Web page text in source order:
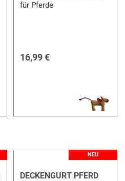
für Pferde
16,99 €
NEU
DECKENGURT PFERD